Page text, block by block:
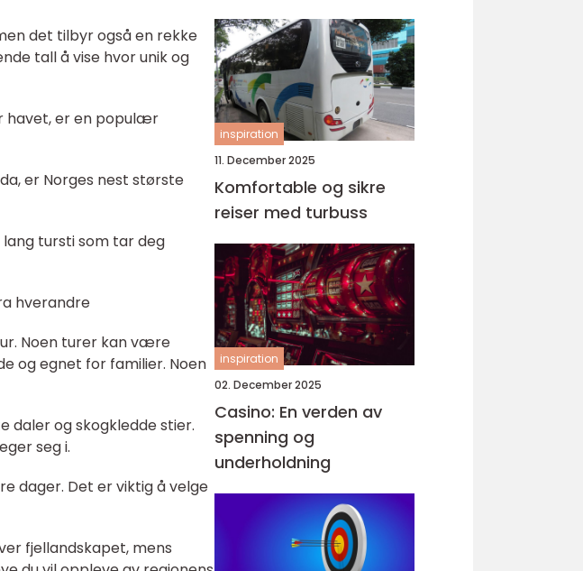
det tilbyr også en rekke
tall å vise hvor unik og
havet, er en populær
er Norges nest største
tursti som tar deg
hverandre
Noen turer kan være
og egnet for familier. Noen
daler og skogkledde stier.
seg i.
dager. Det er viktig å velge
fjellandskapet, mens
mat på Sotra
inspiration
11. December 2025
Komfortable og sikre
reiser med turbuss
inspiration
02. December 2025
Casino: En verden av
spenning og
underholdning